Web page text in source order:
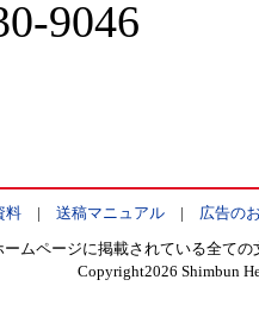
9046
料| 送稿マニュアル| 広告の
ームページに掲載されている全て
Copyright2026 Shimbun